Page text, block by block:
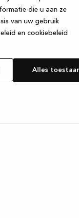
die u aan ze
van uw gebruik
en cookiebeleid
Alles
(see the